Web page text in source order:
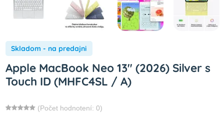
Skladom - na predajni
Apple MacBook Neo 13" (2026) Silver s
Touch ID (MHFC4SL / A)
(Počet hodnotení: 0)